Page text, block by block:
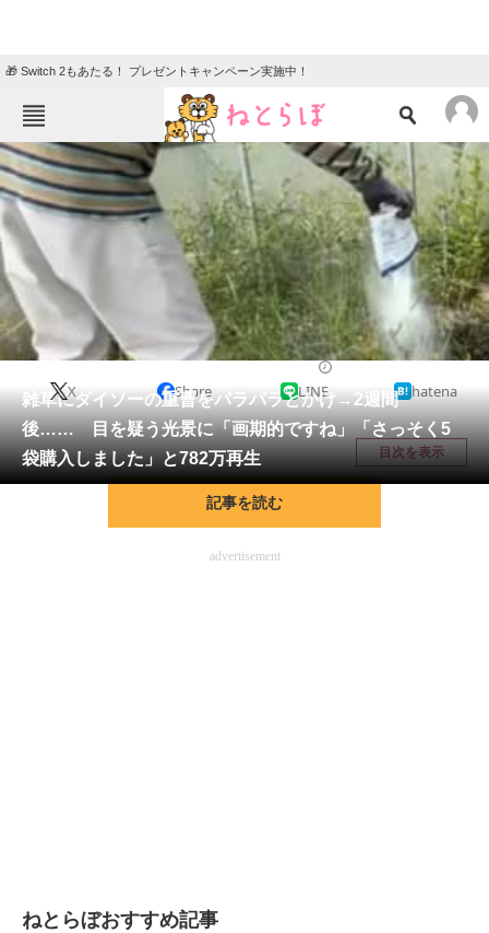
🎁 Switch 2もあたる！ プレゼントキャンペーン実施中！
ねとらぼメニュー
TOP ニュース
エンタメ クイズ
グルメ 地域
住まい 教育・育児
動物 リサーチ
会員記事
メディア
注目記事を集めた総合ページ
マーケ×ITの今がよく分かる
雑草にダイソーの重曹をパラパラとかけ→2週間
後…… 目を疑う光景に「画期的ですね」「さっそく5
袋購入しました」と782万再生
X Share LINE hatena
目次を表示
記事を読む
advertisement
ねとらぼおすすめ記事